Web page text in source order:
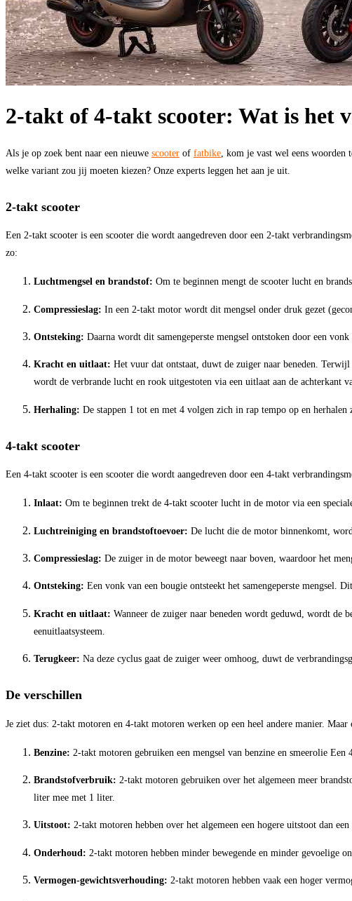
2-takt of 4-takt scooter: Wat is het
Als je op zoek bent naar een nieuwe scooter of fatbike , kom je vast wel eens
welke variant zou jij moeten kiezen? Onze experts leggen het aan je uit.
2-takt scooter
Een 2-takt scooter is een scooter die wordt aangedreven door een 2-takt
zo:
Luchtmengsel en brandstof: Om te beginnen mengt de scooter lucht en
Compressieslag: In een 2-takt motor wordt dit mengsel onder druk gezet
Ontsteking: Daarna wordt dit samengeperste mengsel ontstoken door een
Kracht en uitlaat: Het vuur dat ontstaat, duwt de zuiger naar beneden.
wordt de verbrande lucht en rook uitgestoten via een uitlaat aan de achterkant
Herhaling: De stappen 1 tot en met 4 volgen zich in rap tempo op en
4-takt scooter
Een 4-takt scooter is een scooter die wordt aangedreven door een 4-takt
Inlaat: Om te beginnen trekt de 4-takt scooter lucht in de motor via een
Luchtreiniging en brandstoftoevoer: De lucht die de motor binnenkomt,
Compressieslag: De zuiger in de motor beweegt naar boven, waardoor het
Ontsteking: Een vonk van een bougie ontsteekt het samengeperste mengsel.
Kracht en uitlaat: Wanneer de zuiger naar beneden wordt geduwd, wordt de
eenuitlaatsysteem.
Terugkeer: Na deze cyclus gaat de zuiger weer omhoog, duwt de
De verschillen
Je ziet dus: 2-takt motoren en 4-takt motoren werken op een heel andere manier.
Benzine: 2-takt motoren gebruiken een mengsel van benzine en smeerolie
Brandstofverbruik: 2-takt motoren gebruiken over het algemeen meer
liter mee met 1 liter.
Uitstoot: 2-takt motoren hebben over het algemeen een hogere uitstoot dan
Onderhoud: 2-takt motoren hebben minder bewegende en minder gevoelige
Vermogen-gewichtsverhouding: 2-takt motoren hebben vaak een hoger